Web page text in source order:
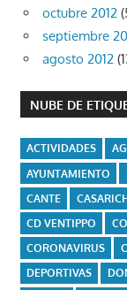
octubre 2012
septiembre
agosto 2012
NUBE DE
ACTIVIDADES
AYUNTAMIENTO
CANTE
CD VENTIPPO
CORONAVIRUS
DEPORTIVAS